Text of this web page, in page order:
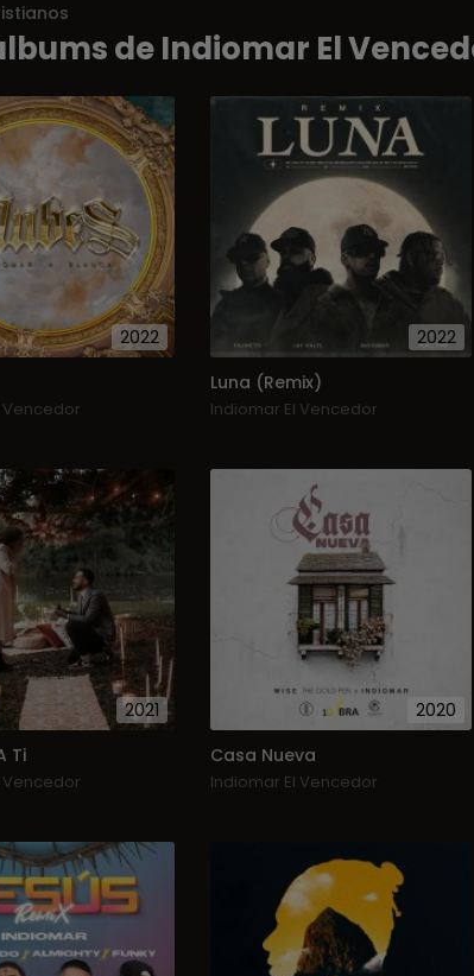
de Indiomar El
2022
Vencedor
2022
Luna (Remix)
Indiomar El Vencedor
2021
Ti
Vencedor
2020
Casa Nueva
Indiomar El Vencedor